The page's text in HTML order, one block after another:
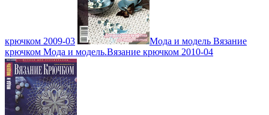
крючком 2009-03
Мода и модель Вязание
крючком Мода и модель.Вязание крючком 2010-04